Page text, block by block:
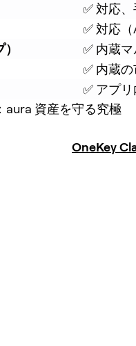
✅ 対応
✅ 対応
✅ 内蔵
✅ 内蔵
✅ アプ
aura 資産を守る究極
OneKey